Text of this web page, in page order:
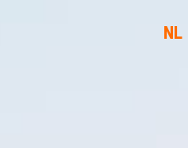
NL